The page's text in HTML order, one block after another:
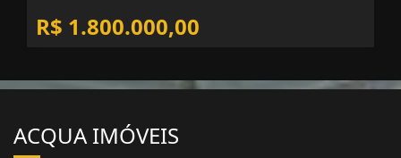
R$ 1.800.000,00
ACQUA IMÓVEIS